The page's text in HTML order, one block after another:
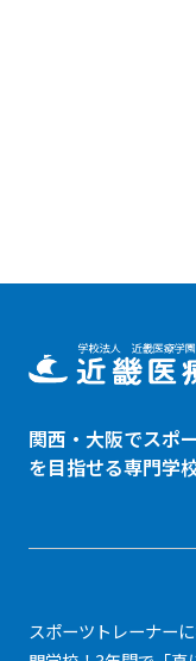
関西・大阪でスポ
を目指せる専門学
スポーツトレーナー